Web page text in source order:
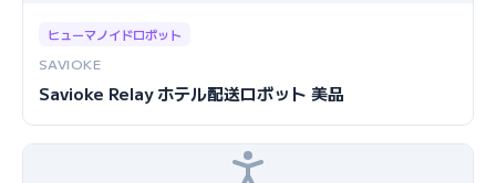
ヒューマノイドロボット
SAVIOKE
Savioke Relay ホテル配送ロボット 美品